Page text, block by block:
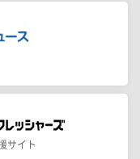
サイト